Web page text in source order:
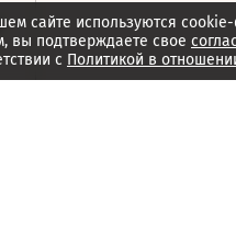
сайте используются
вы подтверждаете свое
с Политикой в